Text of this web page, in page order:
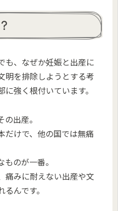
も、なぜか妊娠と出産に
明を排除しようとする考
強く根付いています。
出産。
だけで、他の国では無痛
のが一番。
痛みに耐えない出産や文
んです。